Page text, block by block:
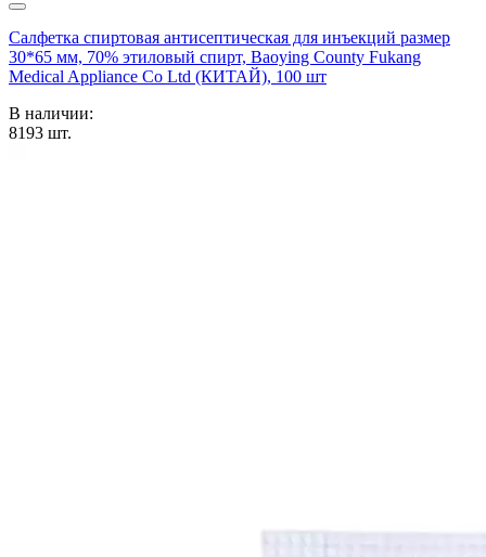
Салфетка спиртовая антисептическая для инъекций размер
30*65 мм, 70% этиловый спирт, Baoying County Fukang
Medical Appliance Co Ltd (КИТАЙ), 100 шт
В наличии:
8193 шт.